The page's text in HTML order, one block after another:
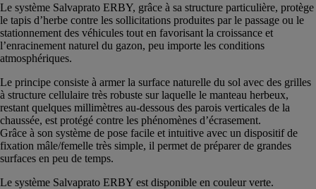
Le système Salvaprato ERBY, grâce à sa structure particulière, protège
le tapis d’herbe contre les sollicitations produites par le passage ou le
stationnement des véhicules tout en favorisant la croissance et
l’enracinement naturel du gazon, peu importe les conditions
atmosphériques.
Le principe consiste à armer la surface naturelle du sol avec des grilles
à structure cellulaire très robuste sur laquelle le manteau herbeux,
restant quelques millimètres au-dessous des parois verticales de la
chaussée, est protégé contre les phénomènes d’écrasement.
Grâce à son système de pose facile et intuitive avec un dispositif de
fixation mâle/femelle très simple, il permet de préparer de grandes
surfaces en peu de temps.
Le système Salvaprato ERBY est disponible en couleur verte.